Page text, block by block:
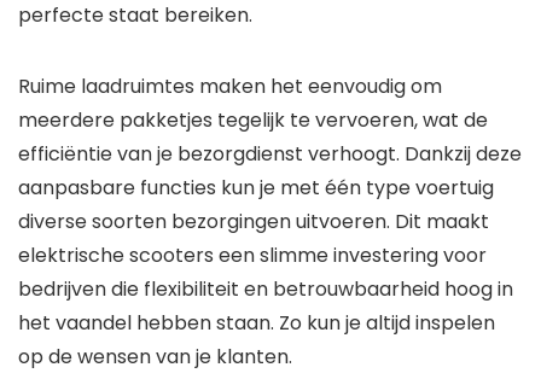
perfecte staat bereiken.
Ruime laadruimtes maken het eenvoudig om
meerdere pakketjes tegelijk te vervoeren, wat de
efficiëntie van je bezorgdienst verhoogt. Dankzij deze
aanpasbare functies kun je met één type voertuig
diverse soorten bezorgingen uitvoeren. Dit maakt
elektrische scooters een slimme investering voor
bedrijven die flexibiliteit en betrouwbaarheid hoog in
het vaandel hebben staan. Zo kun je altijd inspelen
op de wensen van je klanten.